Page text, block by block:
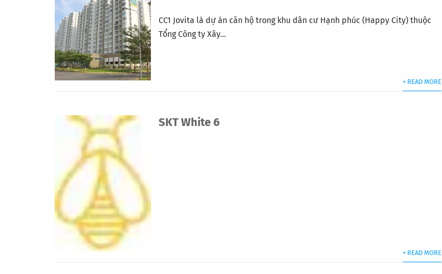
CC1 Jovita là dự án căn hộ trong khu dân cư Hạnh phúc (Happy City) thuộc
Tổng Công ty Xây...
+ READ MORE
SKT White 6
+ READ MORE